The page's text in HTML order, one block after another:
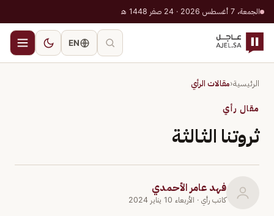
الجمعة، 7 أغسطس 2026 · 24 صفر 1448 هـ
EN
الرئيسية‹مقالات الرأي
مقال رأي
ثروتنا الثـالثـة
فهد عامر الأحمدي
كاتب رأي · الأربعاء 10 يناير 2024